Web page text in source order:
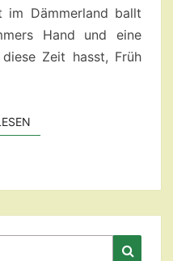
Dämmerland ballt
Hand und eine
Zeit hasst, Früh
WEITERLESEN